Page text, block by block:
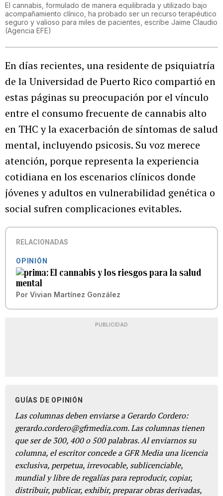
El cannabis, formulado de manera equilibrada y utilizado bajo
acompañamiento clínico, ha probado ser un recurso terapéutico
seguro y valioso para miles de pacientes, escribe Jaime Claudio
(Agencia EFE)
En días recientes, una residente de psiquiatría
de la Universidad de Puerto Rico compartió en
estas páginas su preocupación por el vínculo
entre el consumo frecuente de cannabis alto
en THC y la exacerbación de síntomas de salud
mental, incluyendo psicosis. Su voz merece
atención, porque representa la experiencia
cotidiana en los escenarios clínicos donde
jóvenes y adultos en vulnerabilidad genética o
social sufren complicaciones evitables.
RELACIONADAS
OPINIÓN
El cannabis y los riesgos para la salud
mental
Por Vivian Martínez González
PUBLICIDAD
GUÍAS DE OPINIÓN
Las columnas deben enviarse a Gerardo Cordero:
gerardo.cordero@gfrmedia.com. Las columnas tienen
que ser de 300, 400 o 500 palabras. Al enviarnos su
columna, el escritor concede a GFR Media una licencia
exclusiva, perpetua, irrevocable, sublicenciable,
mundial y libre de regalías para reproducir, copiar,
distribuir, publicar, exhibir, preparar obras derivadas,